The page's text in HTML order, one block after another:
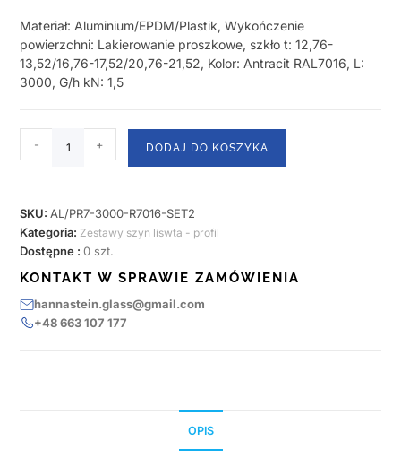
Materiał: Aluminium/EPDM/Plastik, Wykończenie
powierzchni: Lakierowanie proszkowe, szkło t: 12,76-
13,52/16,76-17,52/20,76-21,52, Kolor: Antracit RAL7016, L:
3000, G/h kN: 1,5
- + DODAJ DO KOSZYKA
SKU:AL/PR7-3000-R7016-SET2
Kategoria: Zestawy szyn liswta - profil
Dostępne :0 szt.
KONTAKT W SPRAWIE ZAMÓWIENIA
hannastein.glass@gmail.com
+48 663 107 177
OPIS